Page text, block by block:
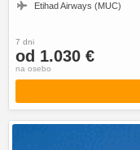
Etihad Airways (MUC)
7 dni
od 1.030 €
na osebo